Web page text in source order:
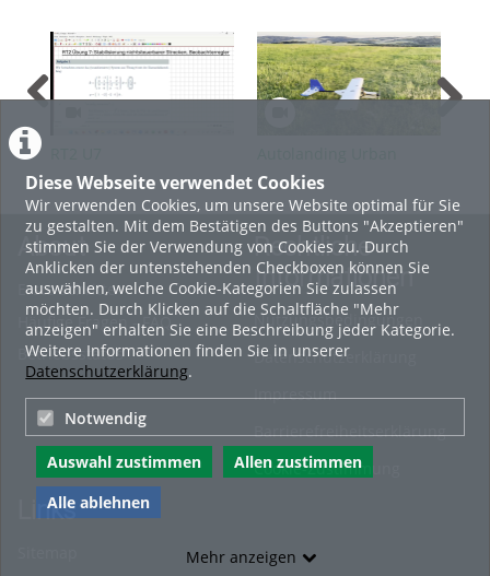
Diese Webseite verwendet Cookies
Wir verwenden Cookies, um unsere Website optimal für Sie
zu gestalten. Mit dem Bestätigen des Buttons "Akzeptieren"
stimmen Sie der Verwendung von Cookies zu. Durch
Anklicken der untenstehenden Checkboxen können Sie
auswählen, welche Cookie-Kategorien Sie zulassen
möchten. Durch Klicken auf die Schaltfläche "Mehr
anzeigen" erhalten Sie eine Beschreibung jeder Kategorie.
Weitere Informationen finden Sie in unserer
Datenschutzerklärung.
Notwendig
Auswahl zustimmen
Allen zustimmen
Alle ablehnen
Mehr anzeigen
Condor
About
Erste Schritte
Häufige Fragen - FAQ
Betriebsstatus
Rechtliche
Informationen
Nutzungsbedingungen
Datenschutzerklärung
Impressum
Barrierefreiheitserklärung
Cookie-Zustimmung
Links